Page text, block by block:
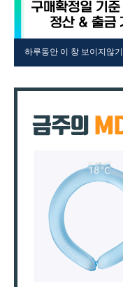
하루동안 이 창 보이지않기